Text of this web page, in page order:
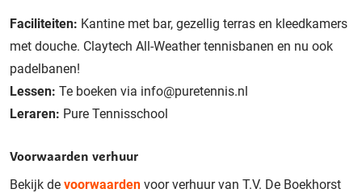
Faciliteiten: Kantine met bar, gezellig terras en kleedkamers
met douche. Claytech All-Weather tennisbanen en nu ook
padelbanen!
Lessen: Te boeken via info@puretennis.nl
Leraren: Pure Tennisschool
Voorwaarden verhuur
Bekijk de voorwaarden voor verhuur van T.V. De Boekhorst